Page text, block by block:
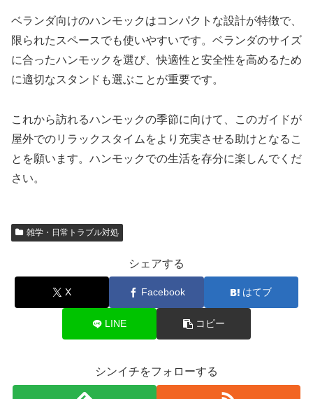
ベランダ向けのハンモックはコンパクトな設計が特徴で、
限られたスペースでも使いやすいです。ベランダのサイズ
に合ったハンモックを選び、快適性と安全性を高めるため
に適切なスタンドも選ぶことが重要です。
これから訪れるハンモックの季節に向けて、このガイドが
屋外でのリラックスタイムをより充実させる助けとなるこ
とを願います。ハンモックでの生活を存分に楽しんでくだ
さい。
雑学・日常トラブル対処
シェアする
X Facebook はてブ
LINE コピー
シンイチをフォローする